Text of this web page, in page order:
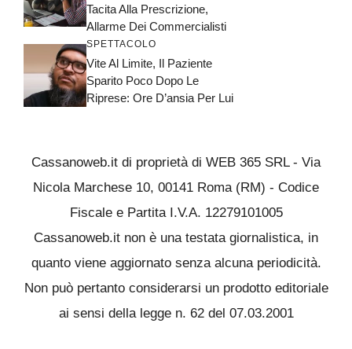
Tacita Alla Prescrizione,
Allarme Dei Commercialisti
SPETTACOLO
Vite Al Limite, Il Paziente
Sparito Poco Dopo Le
Riprese: Ore D’ansia Per Lui
Cassanoweb.it di proprietà di WEB 365 SRL - Via
Nicola Marchese 10, 00141 Roma (RM) - Codice
Fiscale e Partita I.V.A. 12279101005
Cassanoweb.it non è una testata giornalistica, in
quanto viene aggiornato senza alcuna periodicità.
Non può pertanto considerarsi un prodotto editoriale
ai sensi della legge n. 62 del 07.03.2001